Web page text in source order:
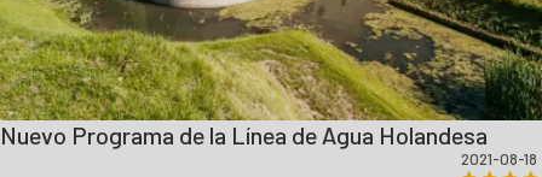
Nuevo Programa de la Línea de Agua Holandesa
2021-08-18